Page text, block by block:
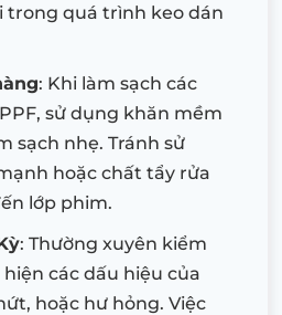
trong quá trình keo dán
: Khi làm sạch các
sử dụng khăn mềm
sạch nhẹ. Tránh sử
hoặc chất tẩy rửa
lớp phim.
: Thường xuyên kiểm
các dấu hiệu của
hoặc hư hỏng. Việc